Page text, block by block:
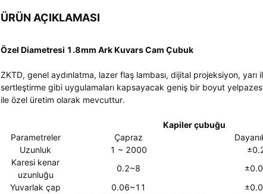
ÜRÜN AÇIKLAMASI
Özel Diametresi 1.8mm Ark Kuvars Cam Çubuk
ZKTD, genel aydınlatma, lazer flaş lambası, dijital projeksiyon,
sertleştirme gibi uygulamaları kapsayacak geniş bir boyut
ile özel üretim olarak mevcuttur.
Kapiler çubuğu
Parametreler
Çapraz
Uzunluk
1 ~ 2000
Karesi kenar
uzunluğu
0.2~8
Yuvarlak çap
0.06~11